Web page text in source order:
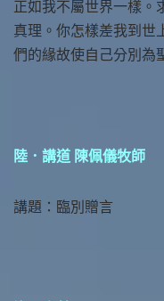
正如我不屬世界一樣。
真理。你怎樣差我到世
們的緣故使自己分別為
陸．講道 陳佩儀牧師
講題：臨別贈言